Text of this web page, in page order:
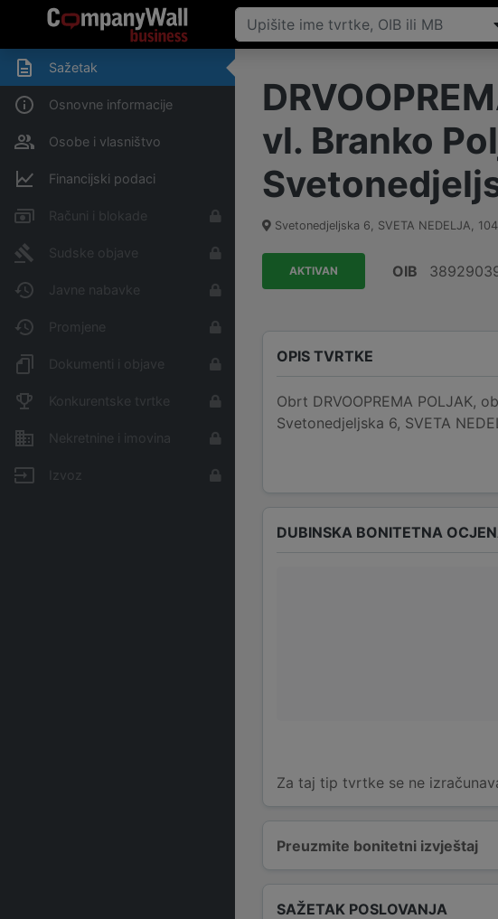
Sažetak
Osnovne informacije
Osobe i vlasništvo
Financijski podaci
Računi i blokade
Sudske objave
Javne nabavke
Promjene
Dokumenti i objave
Konkurentske tvrtke
Nekretnine i imovina
Izvoz
vl. Branko
Svetonedjeljska 6, SVETA NEDELJA,
AKTIVAN OIB
OPIS TVRTKE
Obrt DRVOOPREMA POLJAK,
Svetonedjeljska 6, SVETA
Preuzmite bonitetni izvještaj
DUBINSKA BONITETNA
Za taj tip tvrtke se ne
SAŽETAK POSLOVANJA